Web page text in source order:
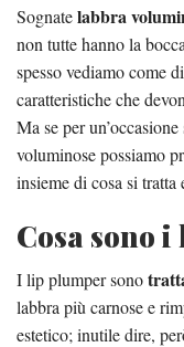
Sognatelabbra
non tutte hanno la
spesso vediamo come
caratteristiche che
Ma se per
voluminose possiamo
insieme di cosa si
Cosa sono
I lip plumper sono
labbra più carnose e
estetico; inutile dire,